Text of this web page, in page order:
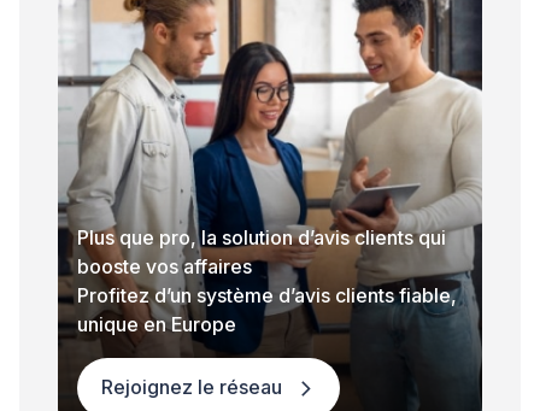
Plus que pro, la solution d’avis clients qui
booste vos affaires
Profitez d’un système d’avis clients fiable,
unique en Europe
Rejoignez le réseau